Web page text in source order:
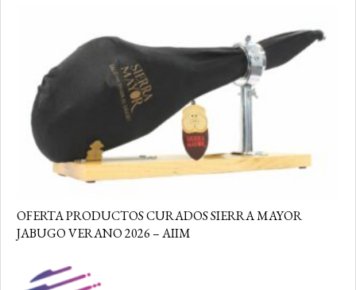
OFERTA PRODUCTOS CURADOS SIERRA MAYOR
JABUGO VERANO 2026 – AIIM